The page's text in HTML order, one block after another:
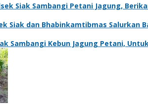
Siak Sambangi Petani Jagung,
Siak dan Bhabinkamtibmas Salurkan
Sambangi Kebun Jagung Petani,